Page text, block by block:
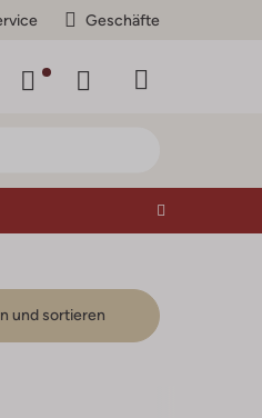
Geschäfte
und sortieren